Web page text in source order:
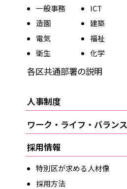
一般事務 ICT
造園
建築
電気
福祉
衛生
化学
各区共通部署の説明
人事制度
ワーク・ライフ・バランス
採用情報
特別区が求める人材像
採用方法